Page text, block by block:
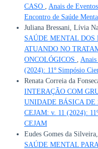
CASO
Anais de
Encontro de Saúde
Juliana Bressani, Lívia
SAÚDE MENTAL DOS
ATUANDO NO
ONCOLÓGICOS
(2024): 11º Simpósio
Renata Correia da
INTERAÇÃO COM
UNIDADE BÁSICA DE
CEJAM: v. 11 (2024):
CEJAM
Eudes Gomes da Silveira,
SAÚDE MENTAL